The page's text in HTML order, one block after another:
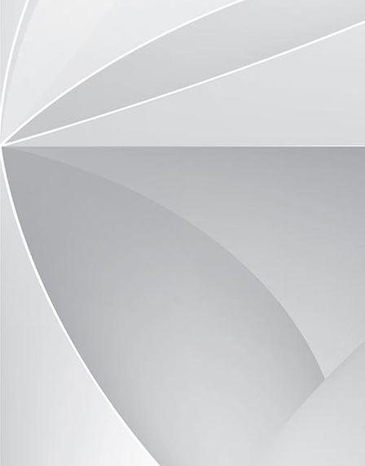
image18